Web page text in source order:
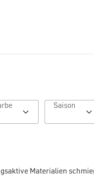
Farbe
Materialien